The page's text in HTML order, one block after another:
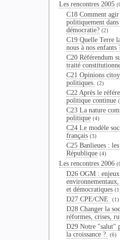
Les rencontres 2005
C18 Comment agir
politiquement dans
démocratie? (2)
C19 Quelle Terre
nous à nos enfants
C20 Référendum
traité
C21 Opinions
politiques. (2)
C22 Après le
politique continue
C23 La nature
politique (4)
C24 Le modèle
français (3)
C25 Banlieues :
République (4)
Les rencontres 2006
D26 OGM : enjeux
et démocratiques
D27 CPE/CNE (1)
D28 Changer la
réformes, crises,
D29 Notre "salut"
la croissance ?. (6)